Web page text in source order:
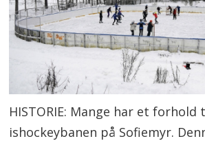
HISTORIE: Mange har et forhold
ishockeybanen på Sofiemyr.